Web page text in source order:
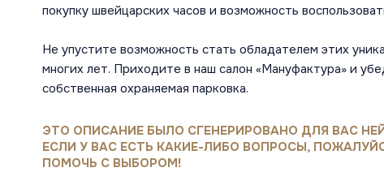
покупку швейцарских часов и возможность
Не упустите возможность стать обладателем этих
многих лет. Приходите в наш салон «Мануфактура» и
собственная охраняемая парковка.
ЭТО ОПИСАНИЕ БЫЛО СГЕНЕРИРОВАНО ДЛЯ ВАС
ЕСЛИ У ВАС ЕСТЬ КАКИЕ-ЛИБО ВОПРОСЫ,
ПОМОЧЬ С ВЫБОРОМ!